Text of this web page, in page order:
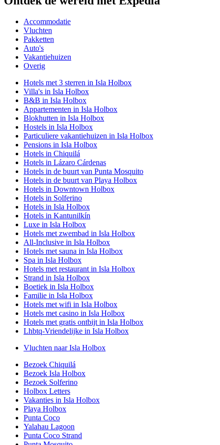
Accommodatie
Vluchten
Pakketten
Auto's
Vakantiehuizen
Overig
Hotels met 3 sterren in Isla Holbox
Villa's in Isla Holbox
B&B in Isla Holbox
Appartementen in Isla Holbox
Blokhutten in Isla Holbox
Hostels in Isla Holbox
Particuliere vakantiehuizen in Isla Holbox
Pensions in Isla Holbox
Hotels in Chiquilá
Hotels in Lázaro Cárdenas
Hotels in de buurt van Punta Mosquito
Hotels in de buurt van Playa Holbox
Hotels in Downtown Holbox
Hotels in Solferino
Hotels in Isla Holbox
Hotels in Kantunilkín
Luxe in Isla Holbox
Hotels met zwembad in Isla Holbox
All-Inclusive in Isla Holbox
Hotels met sauna in Isla Holbox
Spa in Isla Holbox
Hotels met restaurant in Isla Holbox
Strand in Isla Holbox
Boetiek in Isla Holbox
Familie in Isla Holbox
Hotels met wifi in Isla Holbox
Hotels met casino in Isla Holbox
Hotels met gratis ontbijt in Isla Holbox
Lhbtq-Vriendelijke in Isla Holbox
Vluchten naar Isla Holbox
Bezoek Chiquilá
Bezoek Isla Holbox
Bezoek Solferino
Holbox Letters
Vakanties in Isla Holbox
Playa Holbox
Punta Coco
Yalahau Lagoon
Punta Coco Strand